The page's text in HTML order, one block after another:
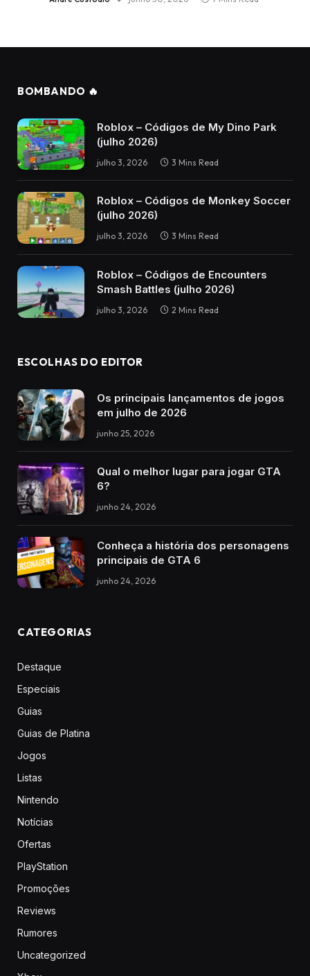
BOMBANDO 🔥
Roblox – Códigos de My Dino Park
(julho 2026)
julho 3, 2026 3 Mins Read
Roblox – Códigos de Monkey Soccer
(julho 2026)
julho 3, 2026 3 Mins Read
Roblox – Códigos de Encounters
Smash Battles (julho 2026)
julho 3, 2026 2 Mins Read
ESCOLHAS DO EDITOR
Os principais lançamentos de jogos
em julho de 2026
junho 25, 2026
Qual o melhor lugar para jogar GTA
6?
junho 24, 2026
Conheça a história dos personagens
principais de GTA 6
junho 24, 2026
CATEGORIAS
Destaque
Especiais
Guias
Guias de Platina
Jogos
Listas
Nintendo
Notícias
Ofertas
PlayStation
Promoções
Reviews
Rumores
Uncategorized